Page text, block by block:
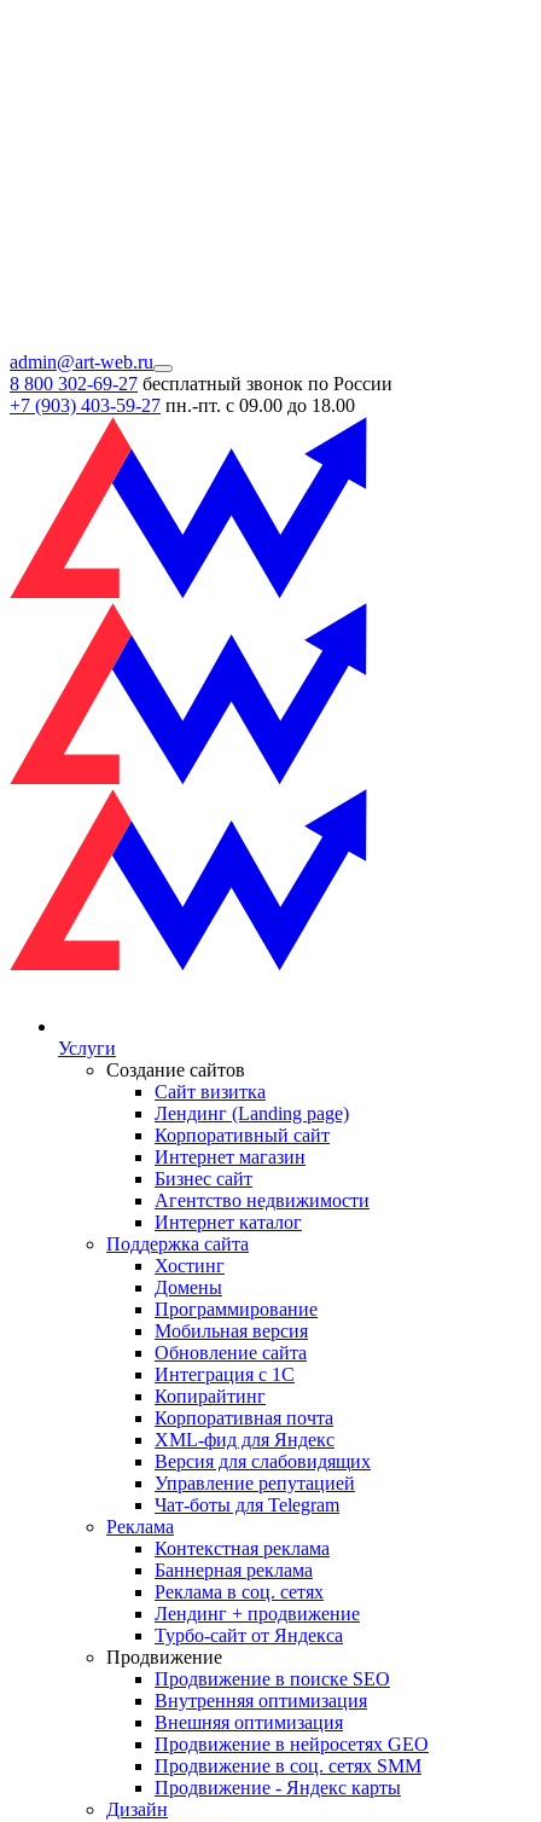
admin@art-web.ru
8 800 302-69-27 бесплатный звонок по России
+7 (903) 403-59-27 пн.-пт. с 09.00 до 18.00
Услуги
Создание сайтов
Сайт визитка
Лендинг (Landing page)
Корпоративный сайт
Интернет магазин
Бизнес сайт
Агентство недвижимости
Интернет каталог
Поддержка сайта
Хостинг
Домены
Программирование
Мобильная версия
Обновление сайта
Интеграция с 1С
Копирайтинг
Корпоративная почта
XML-фид для Яндекс
Версия для слабовидящих
Управление репутацией
Чат-боты для Telegram
Реклама
Контекстная реклама
Баннерная реклама
Реклама в соц. сетях
Лендинг + продвижение
Турбо-сайт от Яндекса
Продвижение
Продвижение в поиске SEO
Внутренняя оптимизация
Внешняя оптимизация
Продвижение в нейросетях GEO
Продвижение в соц. сетях SMM
Продвижение - Яндекс карты
Дизайн